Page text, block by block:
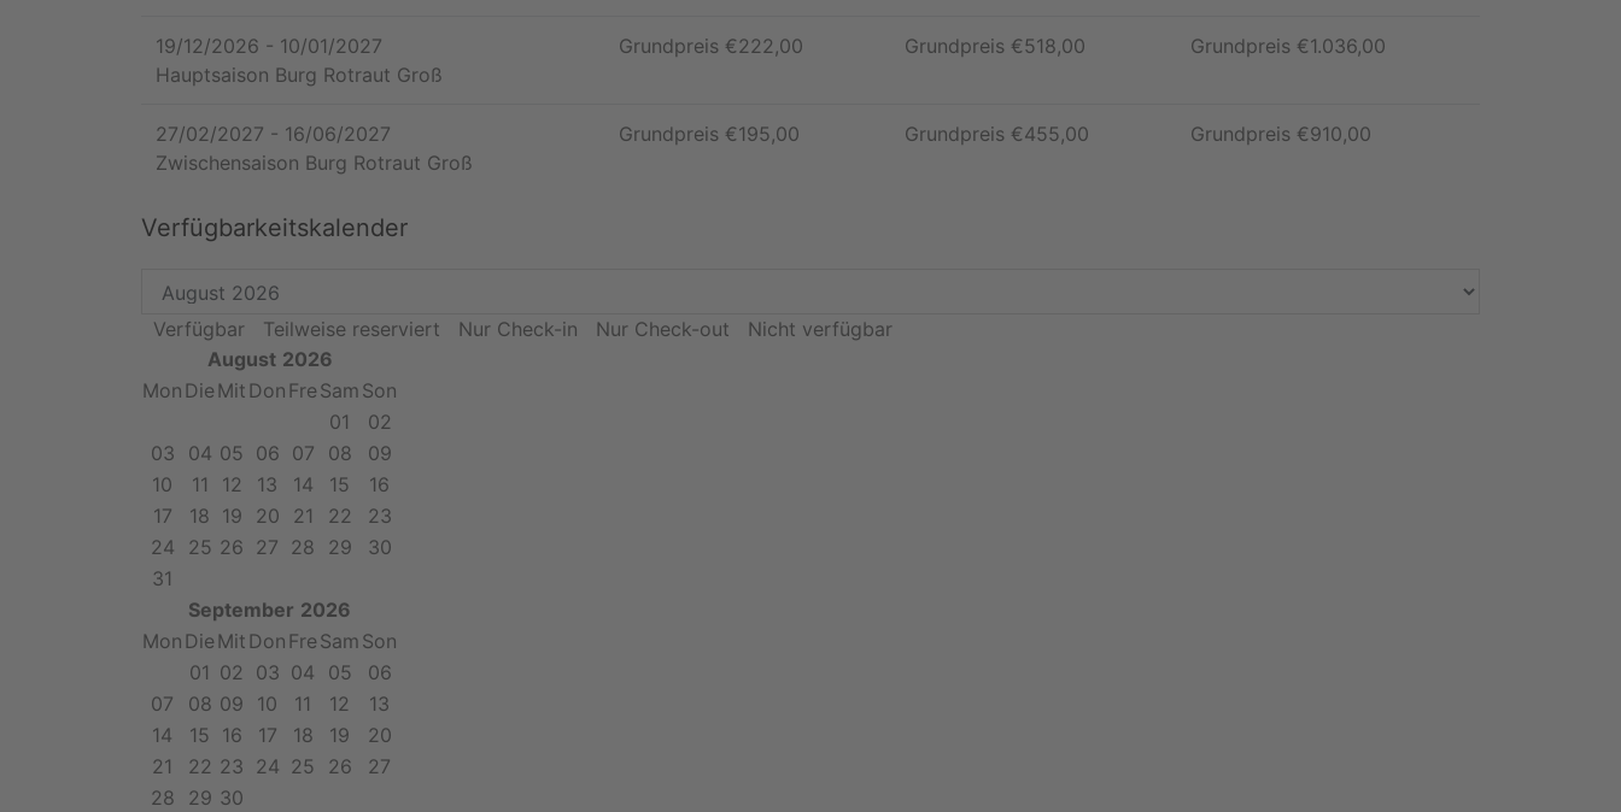
19/12/2026 - 10/01/2027
Hauptsaison Burg Rotraut Groß
Grundpreis €222,00 Grundpreis €518,00 Grundpreis €1.036,00
27/02/2027 - 16/06/2027
Zwischensaison Burg Rotraut Groß
Grundpreis €195,00 Grundpreis €455,00 Grundpreis €910,00
Verfügbarkeitskalender
Verfügbar Teilweise reserviert Nur Check-in Nur Check-out
Nicht verfügbar
August 2026
Mon DieMit Don FreSam Son
01
02
03
04 05 06 07 08
09
10
11 12 13 14 15
16
17
18 19 20 21 22
23
24
25 26 27 28 29
30
31
September 2026
Mon DieMit Don FreSam Son
01 02 03 04 05
06
07
08 09 10 11 12
13
14
15 16 17 18 19
20
21
22 23 24 25 26
27
28
29 30